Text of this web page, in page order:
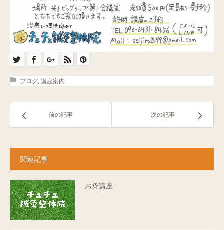
ブログ,講座案内
前の記事 次の記事
関連記事
お灸講座